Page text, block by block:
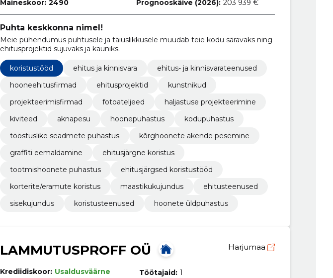
Maineskoor: 2490
Prognooskäive (2026): 203 939 €
Puhta keskkonna nimel!
Meie pühendumus puhtusele ja täiuslikkusele muudab teie kodu säravaks ning
ehitusprojektid sujuvaks ja kauniks.
koristustööd ehitus ja kinnisvara
ehitus- ja kinnisvarateenused
hooneehitusfirmad
ehitusprojektid
kunstnikud
projekteerimisfirmad
fotoateljeed
haljastuse projekteerimine
kiviteed
aknapesu hoonepuhastus
kodupuhastus
tööstuslike seadmete puhastus
kõrghoonete akende pesemine
graffiti eemaldamine
ehitusjärgne koristus
tootmishoonete puhastus
ehitusjärgsed koristustööd
korterite/eramute koristus
maastikukujundus
ehitusteenused
sisekujundus
koristusteenused hoonete üldpuhastus
LAMMUTUSPROFF OÜ Harjumaa
Krediidiskoor: Usaldusväärne
Töötajaid: 1